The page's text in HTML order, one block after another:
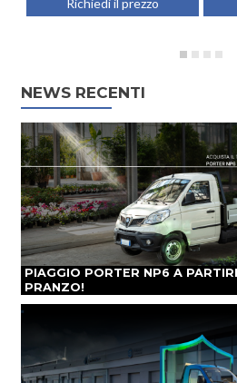
NEWS RECENTI
PIAGGIO PORTER NP6 A
PRANZO!